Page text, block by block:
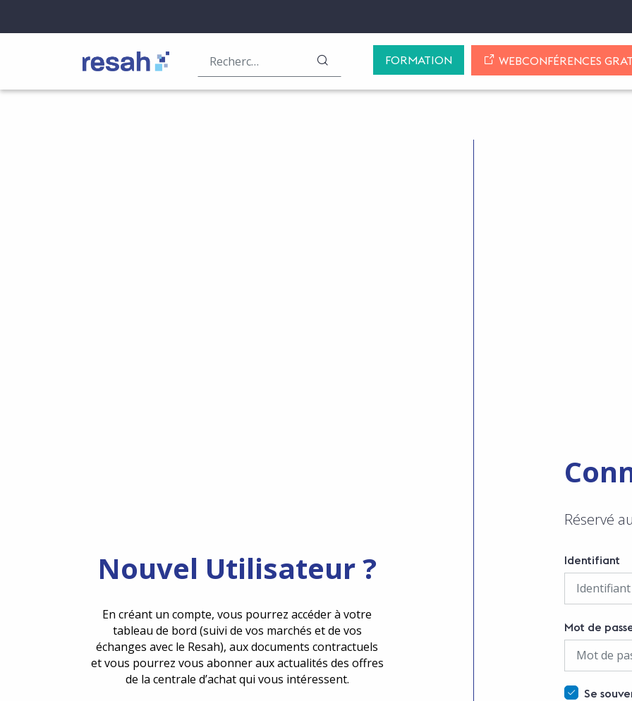
Logo Resah LANCER LA RECHERCHE
FORMATION WEBCONFÉRENCES
Nouvel Utilisateur ?
En créant un compte, vous pourrez accéder à votre
tableau de bord (suivi de vos marchés et de vos
échanges avec le Resah), aux documents contractuels
et vous pourrez vous abonner aux actualités des offres
de la centrale d’achat qui vous intéressent.
Réservé
Identifiant
Mot de
Se